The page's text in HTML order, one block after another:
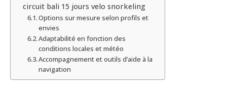
circuit bali 15 jours velo snorkeling
Options sur mesure selon profils et
envies
Adaptabilité en fonction des
conditions locales et météo
Accompagnement et outils d’aide à la
navigation